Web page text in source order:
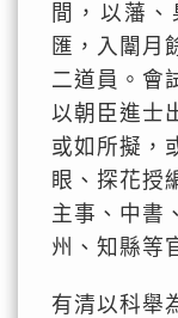
間，以藩
匯，入闈月
二道員。會
以朝臣進士
或如所擬，
眼、探花授
主事、中書
州、知縣等
有清以科舉